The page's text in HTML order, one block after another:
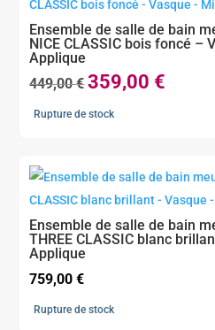
Ensemble de salle de bain
NICE CLASSIC bois foncé –
Applique
449,00€Le
prix
449,00 €.
359,00 €
359,00
Rupture de stock
Ensemble de salle de bain
THREE CLASSIC blanc
Applique
759,00€
Rupture de stock